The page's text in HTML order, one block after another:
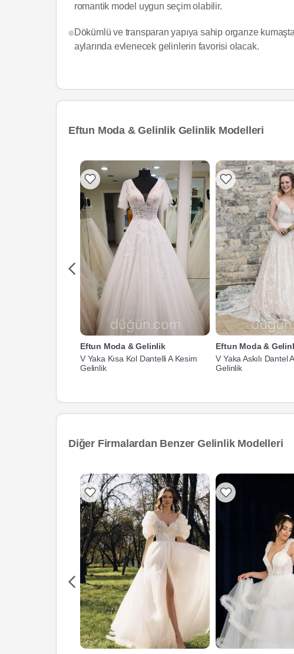
romantik model uygun seçim olabilir.
Dökümlü ve transparan yapıya sahip organze
aylarında evlenecek gelinlerin favorisi olacak.
Eftun Moda & Gelinlik Gelinlik Modelleri
Eftun Moda & Gelinlik
V Yaka Kısa Kol Dantelli A Kesim
Gelinlik
Eftun Moda &
V Yaka Askılı Dantel
Gelinlik
Diğer Firmalardan Benzer Gelinlik Modelleri